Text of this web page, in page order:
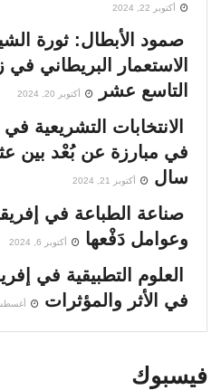
أكتوبر 22, 2024
صمود الأبطال: ثورة
الاستعمار البريطاني
التاسع عشر
أكتوبر 20, 2024
الانتخابات التشريعية
في مبارزة عن بُعْد بين
سال
أكتوبر 21, 2024
صناعة الطباعة في
وعوامل دَفْعها
أكتوبر 6, 2024
العلوم التطبيقية في
في الأثر والمؤثرات
أغسطس 3,
فيسبوك